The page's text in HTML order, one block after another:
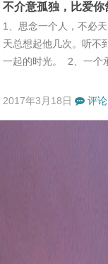
但没有人可以诉说。你
不介意孤独，比爱你
1、思念一个人，不必
天总想起他几次。听不
一起的时光。 2、一个
开始。 4、好的爱情是
2017年3月18日 评